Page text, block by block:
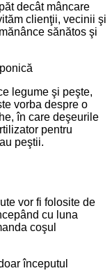
decât mâncare
clienţii, vecinii şi
sănătos şi
legume şi peşte,
vorba despre o
în care deşeurile
pentru
peştii.
vor fi folosite de
cu luna
coşul
începutul